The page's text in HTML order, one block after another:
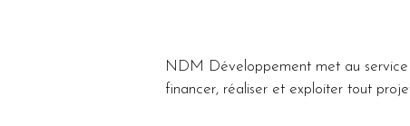
NDM Développement met au service
financer, réaliser et exploiter tout